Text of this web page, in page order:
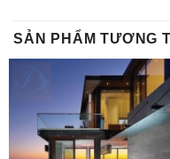
SẢN PHẨM TƯƠNG